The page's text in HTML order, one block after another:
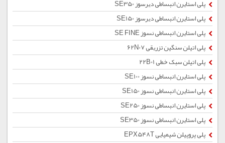
پلی استایرن انبساطی دیرسوز SE350
پلی استایرن انبساطی دیرسوز SE150
پلی استایرن انبساطی نسوز SE FINE
پلی اتیلن سنگین تزریقی 62N07
پلی اتیلن سبک خطی 22B01
پلی استایرن انبساطی نسوز SE100
پلی استایرن انبساطی نسوز SE150
پلی استایرن انبساطی نسوز SE250
پلی استایرن انبساطی نسوز SE350
پلی پروپیلن شیمیایی EPX548T